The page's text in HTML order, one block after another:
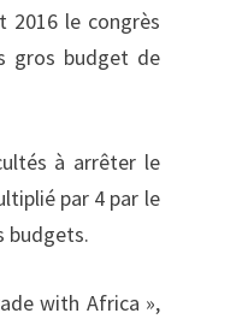
2016 le congrès
gros budget de
à arrêter le
par 4 par le
budgets.
with Africa »,